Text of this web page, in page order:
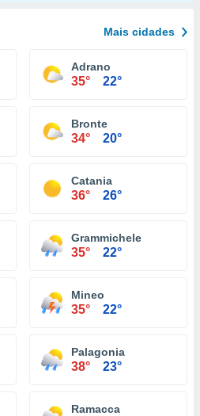
Mais cidades
Adrano
35° 22°
Bronte
34° 20°
Catania
36° 26°
Grammichele
35° 22°
Mineo
35° 22°
Palagonia
38° 23°
Ramacca